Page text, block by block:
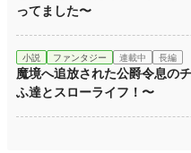
ってました〜
小説 ファンタジー 連載中 長編
魔境へ追放された公爵令息の
ふ達とスローライフ！〜